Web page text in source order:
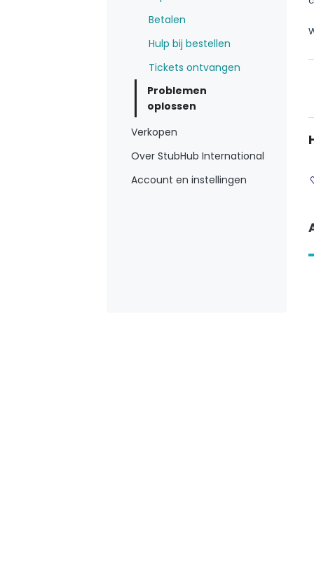
Betalen
Hulp bij bestellen
Tickets ontvangen
Problemen
oplossen
Verkopen
Over StubHub International
Account en instellingen